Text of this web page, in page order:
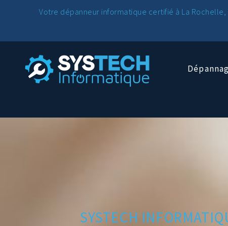
Votre dépanneur informatique certifié à La
SYSTECH